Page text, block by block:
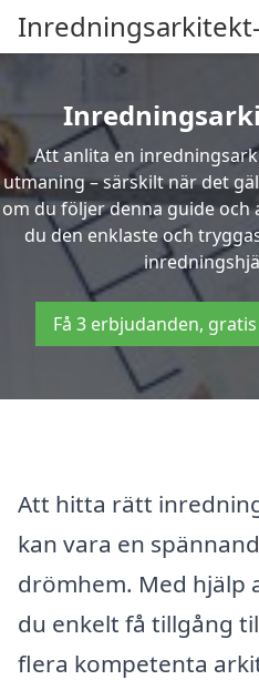
Att anlita en
utmaning – särskilt när det
om du följer denna guide
du den enklaste och
Få 3 erbjudanden,
Att hitta rätt
kan vara en
drömhem. Med hjälp
du enkelt få tillgång
flera kompetenta